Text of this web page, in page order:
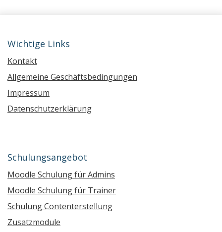
Wichtige Links
Kontakt
Allgemeine Geschäftsbedingungen
Impressum
Datenschutzerklärung
Schulungsangebot
Moodle Schulung für Admins
Moodle Schulung für Trainer
Schulung Contenterstellung
Zusatzmodule